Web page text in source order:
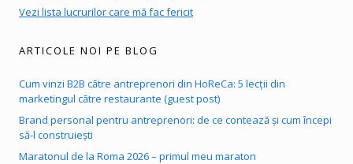
Vezi lista lucrurilor care mă fac fericit
ARTICOLE NOI PE BLOG
Cum vinzi B2B către antreprenori din HoReCa: 5 lecții din
marketingul către restaurante (guest post)
Brand personal pentru antreprenori: de ce contează și cum începi
să-l construiești
Maratonul de la Roma 2026 – primul meu maraton